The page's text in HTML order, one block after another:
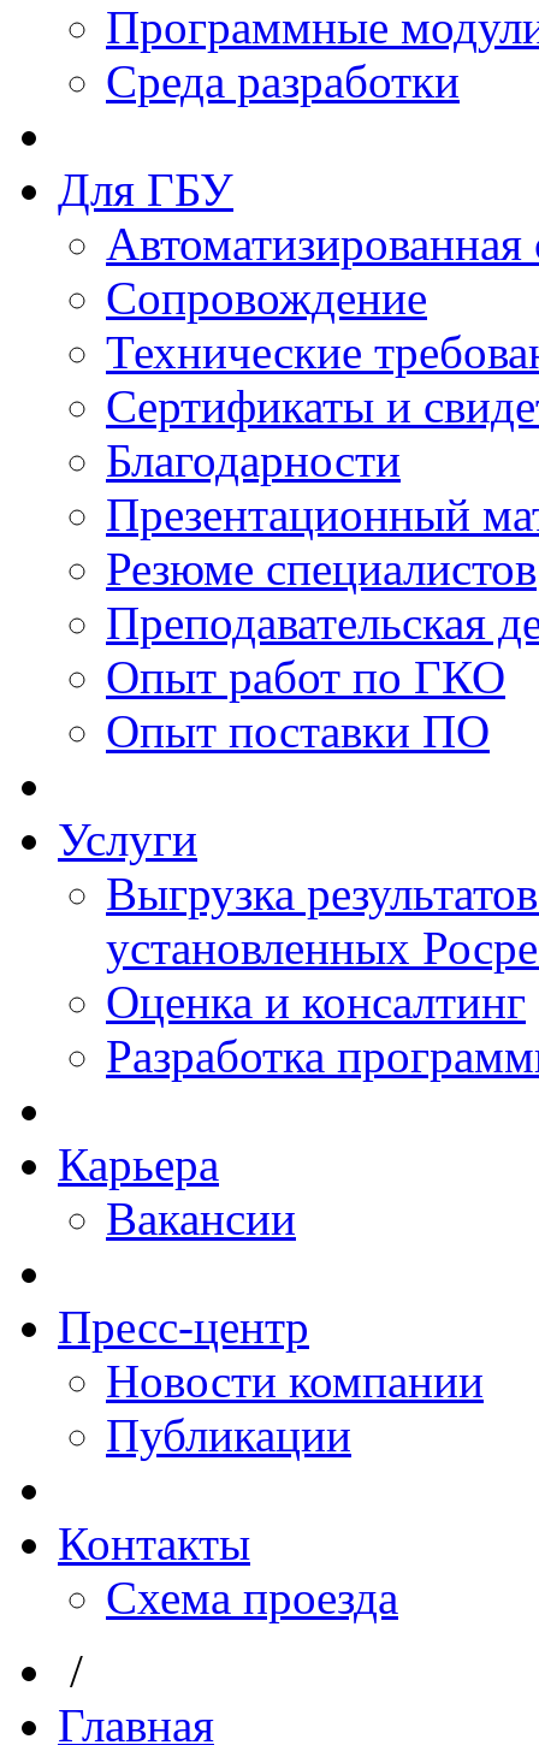
Программные
Среда разработки
Для ГБУ
Сопровождение
Технические
Сертификаты и
Благодарности
Презентационный
Резюме специалистов
Преподавательская
Опыт работ по ГКО
Опыт поставки ПО
Услуги
Выгрузка
установленных
Оценка и консалтинг
Разработка
Карьера
Вакансии
Пресс-центр
Новости компании
Публикации
Контакты
Схема проезда
/
Главная